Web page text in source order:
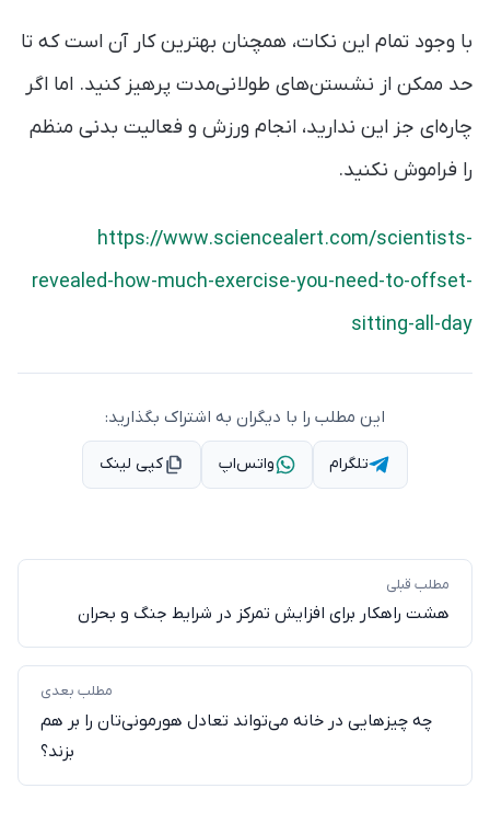
با وجود تمام این نکات، همچنان بهترین کار آن است که تا
حد ممکن از نشستن‌های طولانی‌مدت پرهیز کنید. اما اگر
چاره‌ای جز این ندارید، انجام ورزش و فعالیت بدنی منظم
را فراموش نکنید.
https://www.sciencealert.com/scientists-
revealed-how-much-exercise-you-need-to-offset-
sitting-all-day
این مطلب را با دیگران به اشتراک بگذارید:
تلگرام واتس‌اپ کپی لینک
مطلب قبلی
هشت راهکار برای افزایش تمرکز در شرایط جنگ و بحران
مطلب بعدی
چه چیزهایی در خانه می‌تواند تعادل هورمونی‌تان را بر هم
بزند؟